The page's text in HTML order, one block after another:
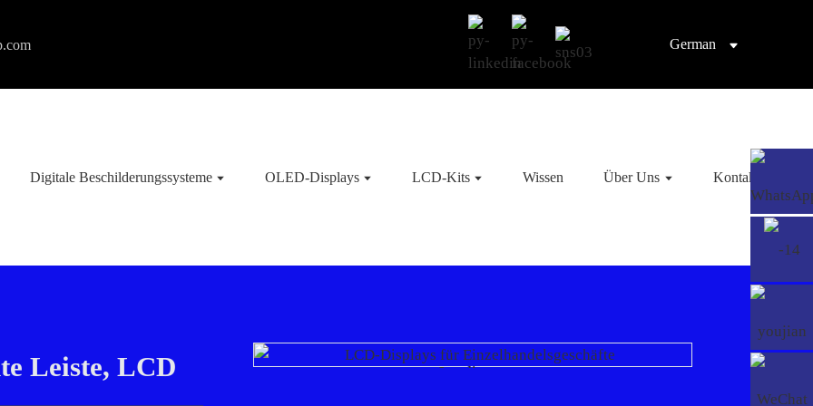
German
Digitale Beschilderungssysteme OLED-Displays LCD-Kits Wissen Über Uns Kontaktieren Sie
Leiste, LCD Loading...
Loading...